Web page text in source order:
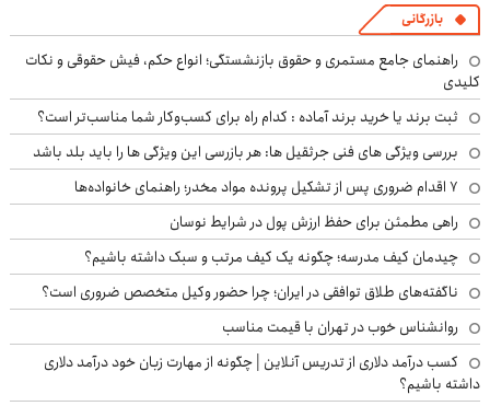
بازرگانی
راهنمای جامع مستمری و حقوق بازنشستگی؛ انواع حکم، فیش حقوقی و نکات
کلیدی
ثبت برند یا خرید برند آماده : کدام راه برای کسب‌وکار شما مناسب‌تر است؟
بررسی ویژگی های فنی جرثقیل ها: هر بازرسی این ویژگی ها را باید بلد باشد
۷ اقدام ضروری پس از تشکیل پرونده مواد مخدر؛ راهنمای خانواده‌ها
راهی مطمئن برای حفظ ارزش پول در شرایط نوسان
چیدمان کیف مدرسه؛ چگونه یک کیف مرتب و سبک داشته باشیم؟
ناگفته‌های طلاق توافقی در ایران؛ چرا حضور وکیل متخصص ضروری است؟
روانشناس خوب در تهران با قیمت مناسب
کسب درآمد دلاری از تدریس آنلاین | چگونه از مهارت زبان خود درآمد دلاری
داشته باشیم؟